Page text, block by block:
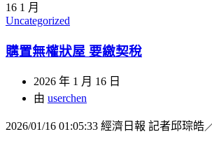
16 1 月
Uncategorized
購置無權狀屋 要繳契稅
2026 年 1 月 16 日
由 userchen
2026/01/16 01:05:33 經濟日報 記者邱琮皓